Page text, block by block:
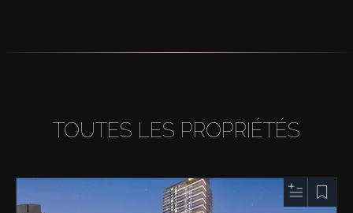
TOUTES LES PROPRIÉTÉS